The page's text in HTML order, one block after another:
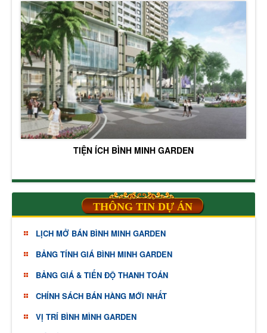
TIỆN ÍCH BÌNH MINH GARDEN
THÔNG TIN DỰ ÁN
LỊCH MỞ BÁN BÌNH MINH GARDEN
BẢNG TÍNH GIÁ BÌNH MINH GARDEN
BẢNG GIÁ & TIẾN ĐỘ THANH TOÁN
CHÍNH SÁCH BÁN HÀNG MỚI NHẤT
VỊ TRÍ BÌNH MÌNH GARDEN